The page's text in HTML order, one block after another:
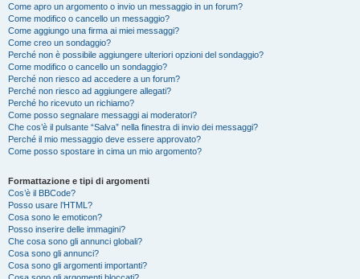
Come apro un argomento o invio un messaggio in un forum?
Come modifico o cancello un messaggio?
Come aggiungo una firma ai miei messaggi?
Come creo un sondaggio?
Perché non è possibile aggiungere ulteriori opzioni del sondaggio?
Come modifico o cancello un sondaggio?
Perché non riesco ad accedere a un forum?
Perché non riesco ad aggiungere allegati?
Perché ho ricevuto un richiamo?
Come posso segnalare messaggi ai moderatori?
Che cos’è il pulsante “Salva” nella finestra di invio dei messaggi?
Perché il mio messaggio deve essere approvato?
Come posso spostare in cima un mio argomento?
Formattazione e tipi di argomenti
Cos’è il BBCode?
Posso usare l’HTML?
Cosa sono le emoticon?
Posso inserire delle immagini?
Che cosa sono gli annunci globali?
Cosa sono gli annunci?
Cosa sono gli argomenti importanti?